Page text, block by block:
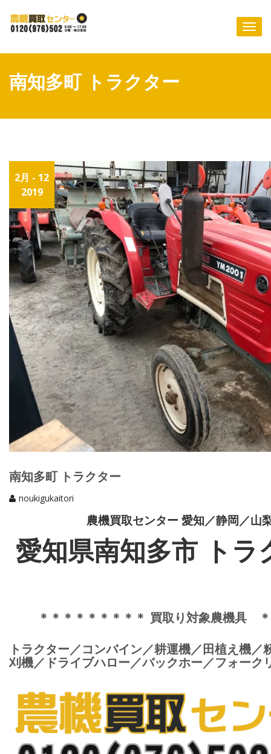
content
南知多町 トラクター
2月 - 12
2019
南知多町 トラクター
noukigukaitori
農機買取センター 愛知／静岡／山
愛知県南知多市 トラ
＊＊＊＊＊＊＊＊＊ 買取り対象農機具
トラクター／コンバイン／耕運機／田植え機／
刈機／ドライブハロー／バックホー／フォーク